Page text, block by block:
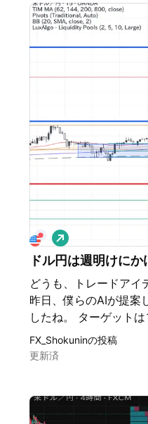
先して考えていますの
上昇が一旦完了する
りします。 また水平
に現在頭を出して引
向優勢となりやすいと
プ関税への合法性に
変動やボラリティー
は昨年４月から続いて
ここからの動きや、今
と考えています。トレ
ドル円は週明けに
どうも、トレードアイ
昨日、僕らのAIが提
したね。 ターゲット
で 達成する可能性が
ンがあり、 抵抗を受け
ロ
ン
グ
FX_Shokuninの投稿
更新済